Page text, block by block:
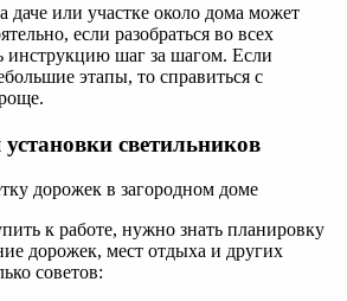
даче или участке около дома может
если разобраться во всех
инструкцию шаг за шагом. Если
этапы, то справиться с
светильников
к работе, нужно знать планировку
дорожек, мест отдыха и других
советов: